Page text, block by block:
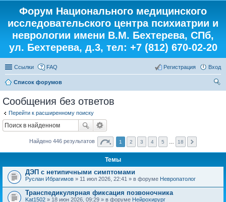
Форум Национального медицинского
исследовательского центра психиатрии и
неврологии имени В.М. Бехтерева, СПб,
ул. Бехтерева, д.3, тел: +7 (812) 670-02-20
Ссылки FAQ Вход
Регистрация
Список форумов
Сообщения без ответов
Перейти к расширенному поиску
Найдено 446 результатов 1 2 3 4 5 18
Темы
ДЭП с нетипичными симптомами
Руслан Ибрагимов » 11 июл 2026, 22:41 » в форуме Невропатолог
Транспедикулярная фиксация позвоночника
Kat1502 » 18 июн 2026, 09:29 » в форуме Нейрохирург